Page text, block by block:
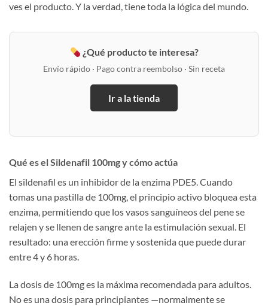
ves el producto. Y la verdad, tiene toda la lógica del mundo.
¿Qué producto te interesa?
Envío rápido · Pago contra reembolso · Sin receta
Ir a la tienda
Qué es el Sildenafil 100mg y cómo actúa
El sildenafil es un inhibidor de la enzima PDE5. Cuando
tomas una pastilla de 100mg, el principio activo bloquea esta
enzima, permitiendo que los vasos sanguíneos del pene se
relajen y se llenen de sangre ante la estimulación sexual. El
resultado: una erección firme y sostenida que puede durar
entre 4 y 6 horas.
La dosis de 100mg es la máxima recomendada para adultos.
No es una dosis para principiantes —normalmente se